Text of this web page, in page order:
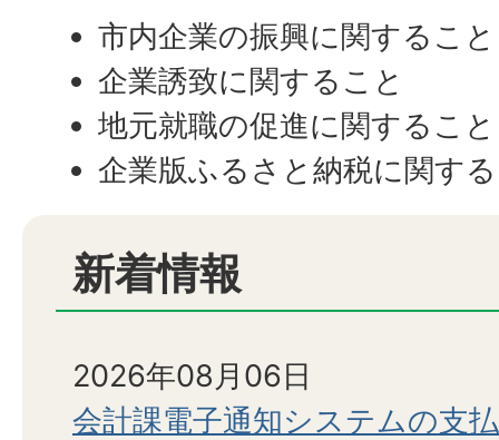
市内企業の振興に関すること
企業誘致に関すること
地元就職の促進に関すること
企業版ふるさと納税に関す
新着情報
2026年08月06日
会計課電子通知システムの支